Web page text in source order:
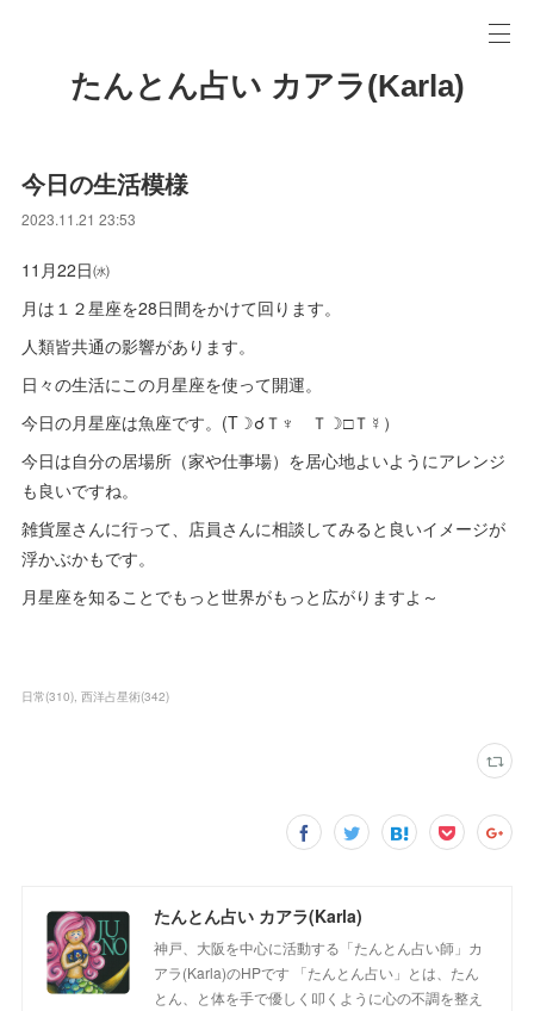
たんとん占い カアラ(Karla)
今日の生活模様
2023.11.21 23:53
11月22日㈬
月は１２星座を28日間をかけて回ります。
人類皆共通の影響があります。
日々の生活にこの月星座を使って開運。
今日の月星座は魚座です。(T☽☌Ｔ♆ Ｔ☽□Ｔ☿）
今日は自分の居場所（家や仕事場）を居心地よいようにアレンジ
も良いですね。
雑貨屋さんに行って、店員さんに相談してみると良いイメージが
浮かぶかもです。
月星座を知ることでもっと世界がもっと広がりますよ～
日常(310) 西洋占星術(342)
たんとん占い カアラ(Karla)
神戸、大阪を中心に活動する「たんとん占い師」カ
アラ(Karla)のHPです 「たんとん占い」とは、たん
とん、と体を手で優しく叩くように心の不調を整え